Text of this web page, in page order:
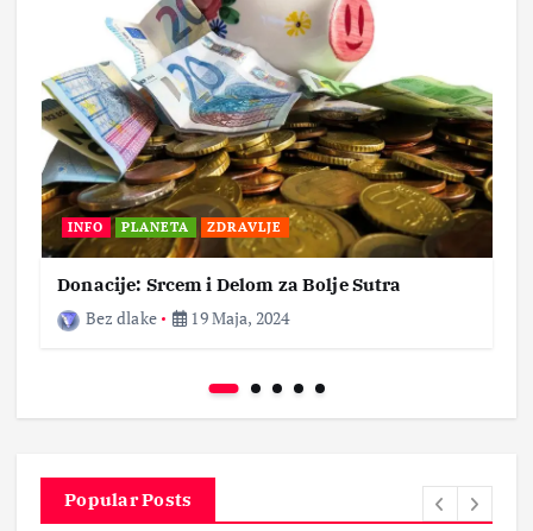
INFO PLANETA ZDRAVLJE
Donacije: Srcem i Delom za Bolje Sutra
Bez dlake
19 Maja, 2024
Popular Posts